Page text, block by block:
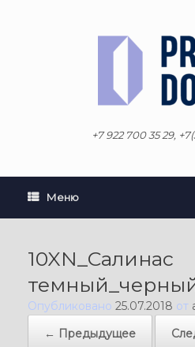
+7 922 700 35 29,
Меню
10XN_Салинас
Опубликовано 25.07.2018 от
← Предыдущее